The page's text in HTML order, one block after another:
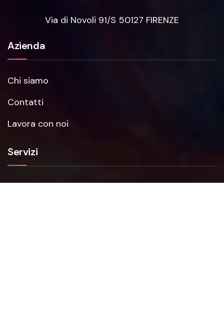
Via di Novoli 91/S 50127 FIRENZE
Azienda
Chi siamo
Contatti
Lavora con noi
Servizi
Smartfense